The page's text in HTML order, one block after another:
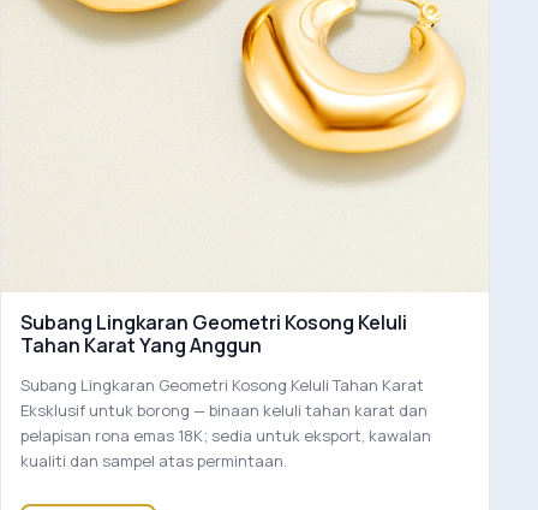
Subang Lingkaran Geometri Kosong Keluli
Tahan Karat Yang Anggun
Subang Lingkaran Geometri Kosong Keluli Tahan Karat
Eksklusif untuk borong — binaan keluli tahan karat dan
pelapisan rona emas 18K; sedia untuk eksport, kawalan
kualiti dan sampel atas permintaan.